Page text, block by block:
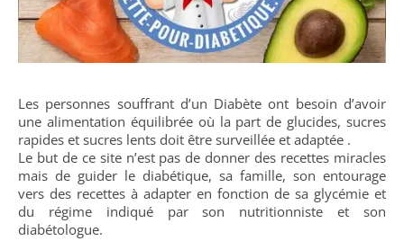
Les personnes souffrant d’un Diabète ont besoin d’avoir
une alimentation équilibrée où la part de glucides, sucres
rapides et sucres lents doit être surveillée et adaptée .
Le but de ce site n’est pas de donner des recettes miracles
mais de guider le diabétique, sa famille, son entourage
vers des recettes à adapter en fonction de sa glycémie et
du régime indiqué par son nutritionniste et son
diabétologue.